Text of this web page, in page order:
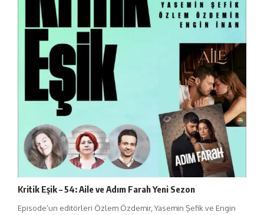
Kritik Eşik – 54: Aile ve Adım Farah Yeni Sezon
Episode’un editörleri Özlem Özdemir, Yasemin Şefik ve Engin